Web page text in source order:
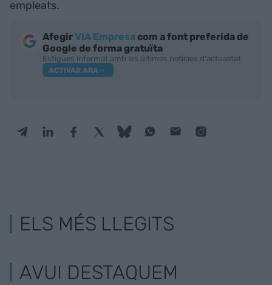
empleats.
AfegirVIA Empresa com a font preferida de
Google de forma gratuïta
Estigues informat amb les últimes notícies d'actualitat
ACTIVAR ARA
ELS MÉS LLEGITS
AVUI DESTAQUEM